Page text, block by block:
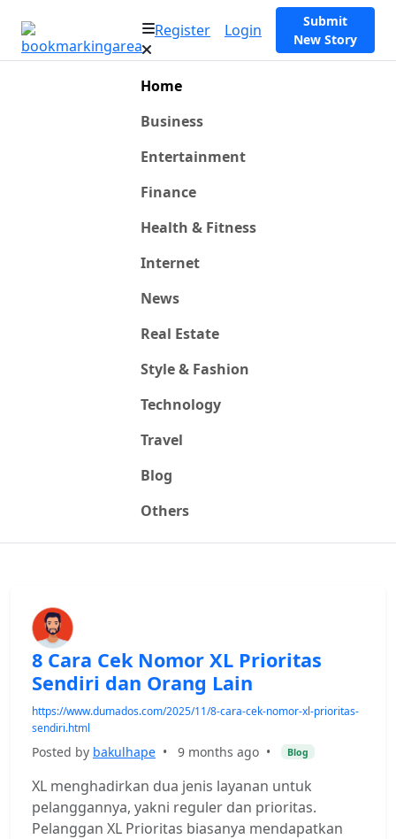
Register Login
Submit
New Story
Home
Business
Entertainment
Finance
Health & Fitness
Internet
News
Real Estate
Style & Fashion
Technology
Travel
Blog
Others
8 Cara Cek Nomor XL Prioritas
Sendiri dan Orang Lain
https://www.dumados.com/2025/11/8-cara-cek-nomor-xl-prioritas-
sendiri.html
Posted by bakulhape • 9 months ago • Blog
XL menghadirkan dua jenis layanan untuk
pelanggannya, yakni reguler dan prioritas.
Pelanggan XL Prioritas biasanya mendapatkan